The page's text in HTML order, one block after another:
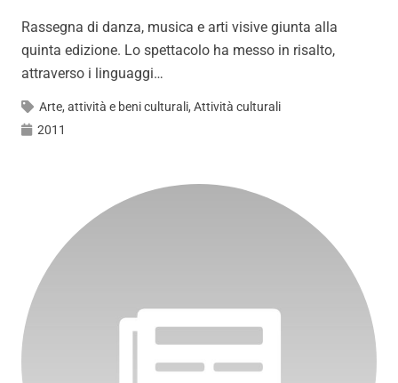
Rassegna di danza, musica e arti visive giunta alla
quinta edizione. Lo spettacolo ha messo in risalto,
attraverso i linguaggi…
Arte, attività e beni culturali, Attività culturali
2011